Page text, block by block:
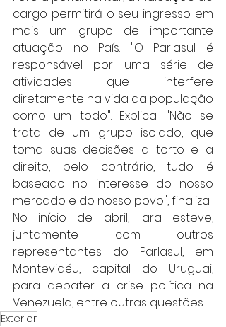
cargo permitirá o seu ingresso em
mais um grupo de importante
atuação no País. "O Parlasul é
responsável por uma série de
atividades que interfere
diretamente na vida da população
como um todo". Explica. "Não se
trata de um grupo isolado, que
toma suas decisões a torto e a
direito, pelo contrário, tudo é
baseado no interesse do nosso
mercado e do nosso povo", finaliza.
No início de abril, Iara esteve,
juntamente com outros
representantes do Parlasul, em
Montevidéu, capital do Uruguai,
para debater a crise política na
Venezuela, entre outras questões.
Exterior